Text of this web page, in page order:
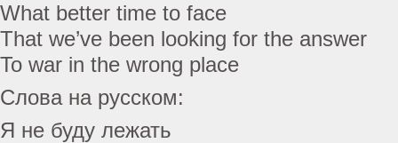
What better time to face
That we’ve been looking for the answer
To war in the wrong place
Слова на русском:
Я не буду лежать